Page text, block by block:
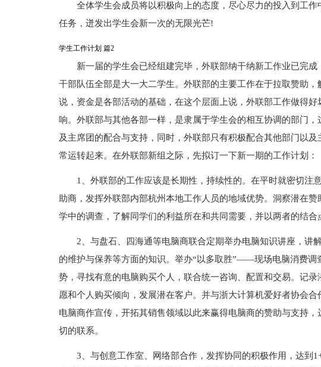
全体学生会成员将以积极向上的态度，尽心尽力的投入到工
任务，迸发出学生会新一次的无限光芒!
学生工作计划 篇2
新一届的学生会已经组建完毕，外联部纳干纳新工作业已完
干部队伍全部是大一大二学生。外联部的主要工作在于拉取赞助
说，资金是各部活动的基础，在这个层面上说，外联部工作做得
响。外联部与其他各部一样，是隶属于学生会的相互协调的部门
及主席团的配合与支持，同时，外联部只有积极配合其他部门以
常运转起来。在外联部新组之际，先拟订一下新一期的工作计划：
1、外联部的工作应该是长期性，持续性的。在平时就密切注
助商，发挥外联部内部杭州本地工作人员的地域优势。洞察潜在
学中的调查，了解同学们的利益所在和共同需要，并以两者的结合
2、与盘石、四海通等电脑商联合定期举办电脑知识讲座，讲
的维护与保养等方面的知识。举办“以多取胜”——现场电脑消费调
势，寻找有意的电脑购买个人，联合统一咨询、配置和交易。记
愿和个人购买倾向，发展潜在客户。并与浙大计算机爱好者协会
电脑商作宣传，开拓其销售领域以此来赢得电脑商的赞助与支持
切的联系。
3、与创意工作室、网络部合作，发挥协同的积极作用，达到